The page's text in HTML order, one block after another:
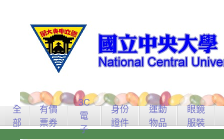
全
部
有價
票券
3C
電
子
身份
證件
運動
物品
眼鏡
服裝